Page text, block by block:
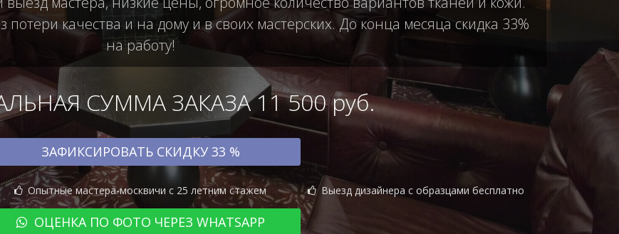
качества и на дому и в своих мастерских. До конца месяца скидка 33%
на работу!
СУММА ЗАКАЗА 11 500 руб.
ЗАФИКСИРОВАТЬ СКИДКУ 33 %
Опытные мастера-москвичи с 25 летним стажем Выезд дизайнера с образцами бесплатно
ОЦЕНКА ПО ФОТО ЧЕРЕЗ WHATSAPP